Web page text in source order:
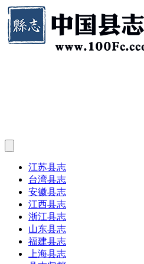
江苏县志
台湾县志
安徽县志
江西县志
浙江县志
山东县志
福建县志
上海县志